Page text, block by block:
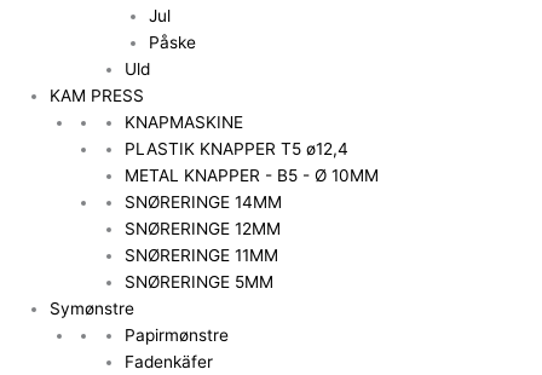
Jul
Påske
Uld
KAM PRESS
KNAPMASKINE
PLASTIK KNAPPER T5 ø12,4
METAL KNAPPER - B5 - Ø 10MM
SNØRERINGE 14MM
SNØRERINGE 12MM
SNØRERINGE 11MM
SNØRERINGE 5MM
Symønstre
Papirmønstre
Fadenkäfer